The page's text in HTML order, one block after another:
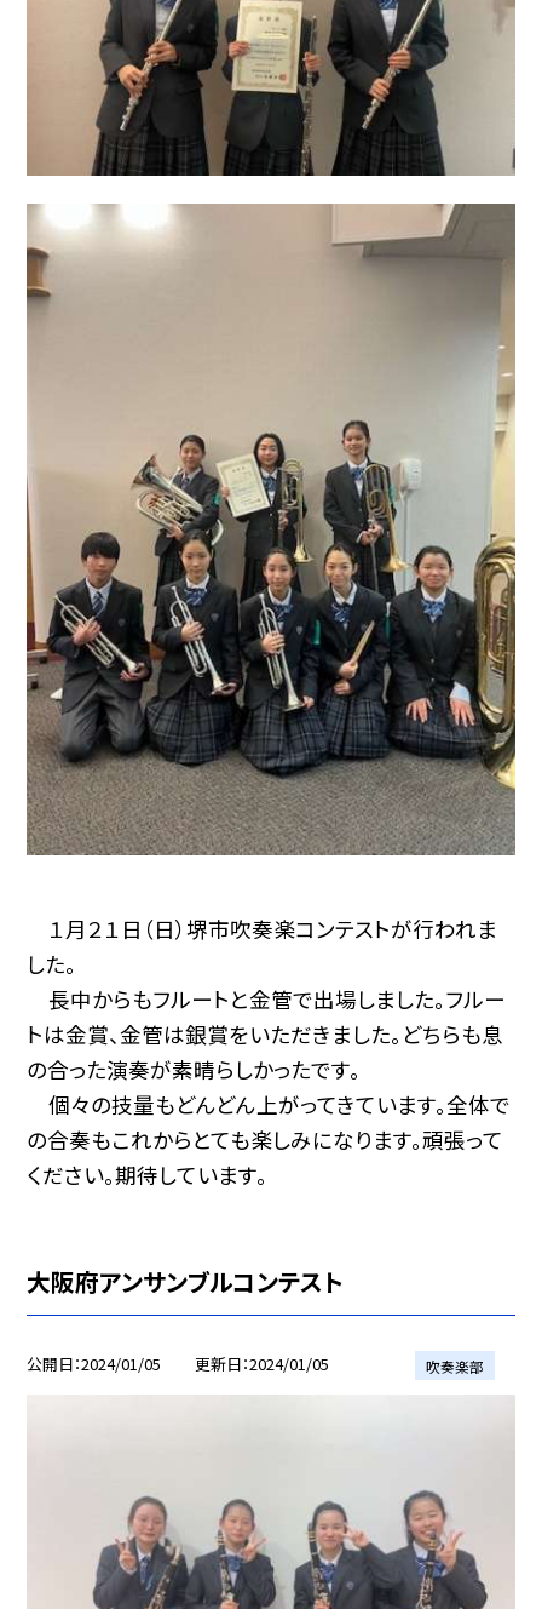
１月２１日（日）堺市吹奏楽コンテストが行われま
した。
長中からもフルートと金管で出場しました。フルー
トは金賞、金管は銀賞をいただきました。どちらも息
の合った演奏が素晴らしかったです。
個々の技量もどんどん上がってきています。全体で
の合奏もこれからとても楽しみになります。頑張って
ください。期待しています。
大阪府アンサンブルコンテスト
公開日 2024/01/05 更新日 2024/01/05 吹奏楽部